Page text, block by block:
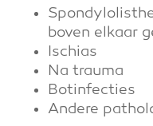
boven elkaar
Ischias
Na trauma
Botinfecties
Andere